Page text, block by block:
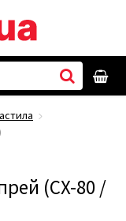
(CX-80 /